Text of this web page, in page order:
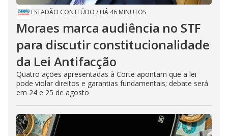
ESTADÃO CONTEÚDO / HÁ 46 MINUTOS
Moraes marca audiência no STF
para discutir constitucionalidade
da Lei Antifacção
Quatro ações apresentadas à Corte apontam que a lei
pode violar direitos e garantias fundamentais; debate será
em 24 e 25 de agosto